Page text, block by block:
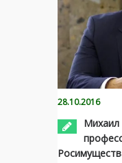
28.10.2016
Михаил